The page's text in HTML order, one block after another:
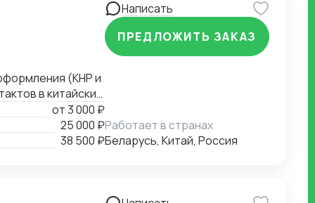
(КНР и
в китайских
Хэйхэ,
Sinopec,
и меда с чагой в
от3 000 ₽
25 000 ₽
38 500 ₽
Написать
ПРЕДЛОЖИТЬ ЗАКАЗ
Работает в странах
Беларусь, Китай, Россия